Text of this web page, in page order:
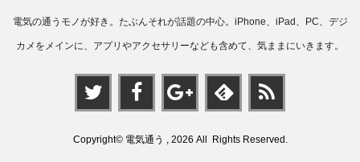
電気の通うモノが好き。たぶんそれが話題の中心。iPhone、iPad、PC、デジ
カメをメインに、アプリやアクセサリーなども含めて、気ままにいきます。
Copyright© 電気通う , 2026 All Rights Reserved.